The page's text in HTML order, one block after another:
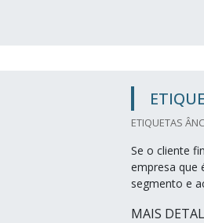
ETIQUETAS
Se o cliente
empresa que
segmento e
MAIS